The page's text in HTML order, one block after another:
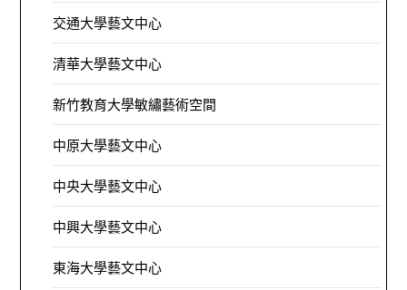
交通大學藝文中心
清華大學藝文中心
新竹教育大學敏繡藝術空間
中原大學藝文中心
中央大學藝文中心
中興大學藝文中心
東海大學藝文中心